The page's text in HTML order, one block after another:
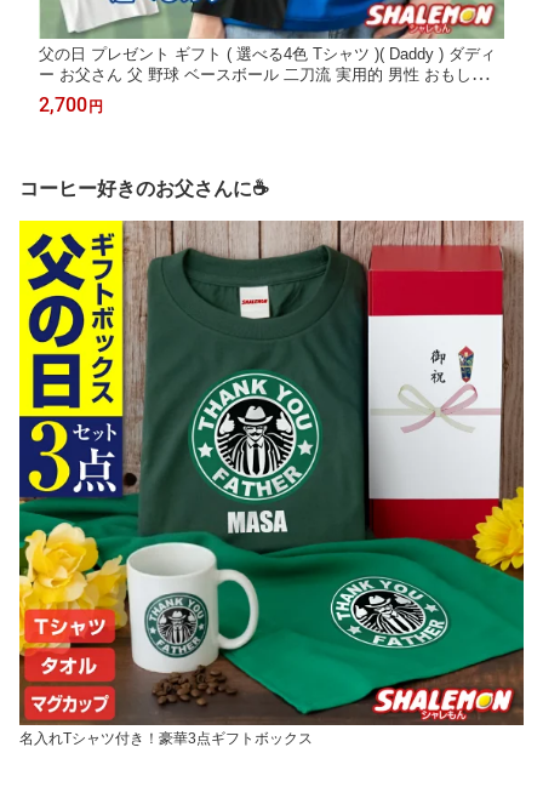
父の日 プレゼント ギフト ( 選べる4色 Tシャツ )( Daddy ) ダディ
ー お父さん 父 野球 ベースボール 二刀流 実用的 男性 おもしろ
サプライズ スポーツジム トレーニングウエア ユニフォーム 雑貨
グッズ ギフト 面白い シャレもん サプライズ
2,700 円
コーヒー好きのお父さんに☕
名入れTシャツ付き！豪華3点ギフトボックス